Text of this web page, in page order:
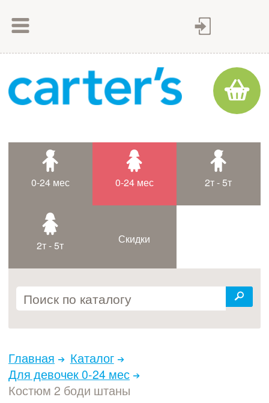
Как оплатить
Доставка товара
Контакты
0-24 мес 0-24 мес 2т - 5т
2т - 5т Скидки
Главная
Каталог
Для девочек 0-24 мес
Костюм 2 боди штаны